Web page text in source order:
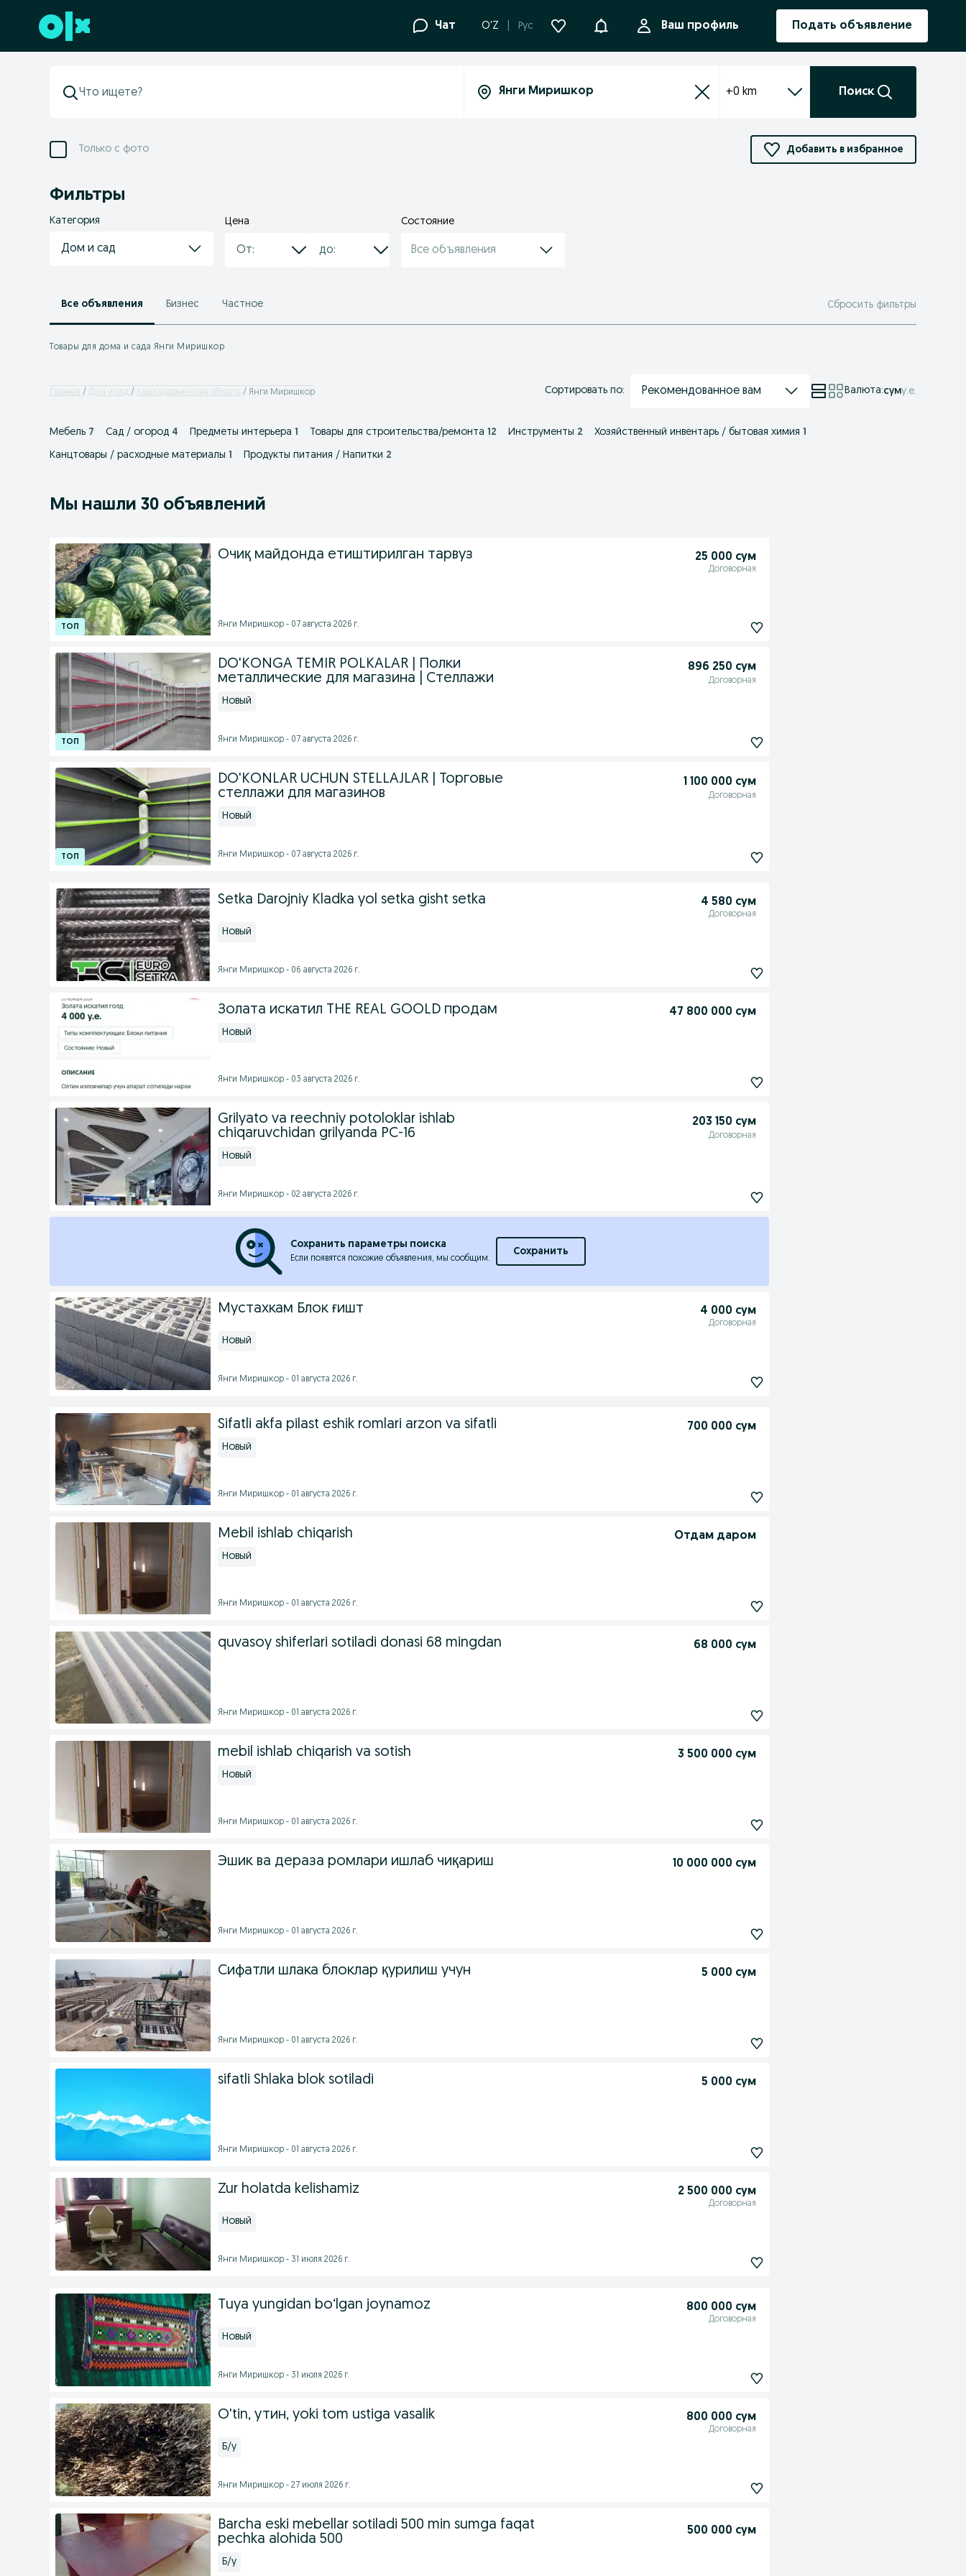
Перейти к нижнему колонтитулу Чат O'Z Рус УведомленияВаш профиль Подать объявление
+0 km Поиск
Только с фото Добавить в избранное
Фильтры
Категория
Дом и сад
Цена Состояние
Все объявления
Все объявления Бизнес Частное Сбросить фильтры
Товары для дома и сада Янги Миришкор
Главная Дом и сад Кашкадарьинская область Янги Миришкор Сортировать по: Рекомендованное вам Валюта:суму.е.
Мебель 7 Сад / огород 4 Предметы интерьера 1 Товары для строительства/ремонта 12 Инструменты 2 Хозяйственный инвентарь / бытовая химия 1
Канцтовары / расходные материалы 1 Продукты питания / Напитки 2
Мы нашли 30 объявлений
Очиқ майдонда етиштирилган тарвуз 25 000 сум
Договорная
Янги Миришкор - 07 августа 2026 г.
DO'KONGA TEMIR POLKALAR | Полки
металлические для магазина | Стеллажи
896 250 сум
Договорная
Новый
Янги Миришкор - 07 августа 2026 г.
DO'KONLAR UCHUN STELLAJLAR | Торговые
стеллажи для магазинов
1 100 000 сум
Договорная
Новый
Янги Миришкор - 07 августа 2026 г.
Setka Darojniy Kladka yol setka gisht setka 4 580 сум
Договорная
Новый
Янги Миришкор - 06 августа 2026 г.
Золата искатил THE REAL GOOLD продам 47 800 000 сум
Новый
Янги Миришкор - 03 августа 2026 г.
Grilyato va reechniy potoloklar ishlab
chiqaruvchidan grilyanda PC-16
203 150 сум
Договорная
Новый
Янги Миришкор - 02 августа 2026 г.
Сохранить параметры поиска
Если появятся похожие объявления, мы сообщим.
Сохранить
Мустахкам Блок ғишт 4 000 сум
Договорная
Новый
Янги Миришкор - 01 августа 2026 г.
Sifatli akfa pilast eshik romlari arzon va sifatli 700 000 сум
Новый
Янги Миришкор - 01 августа 2026 г.
Mebil ishlab chiqarish Отдам даром
Новый
Янги Миришкор - 01 августа 2026 г.
quvasoy shiferlari sotiladi donasi 68 mingdan 68 000 сум
Янги Миришкор - 01 августа 2026 г.
mebil ishlab chiqarish va sotish 3 500 000 сум
Новый
Янги Миришкор - 01 августа 2026 г.
Эшик ва дераза ромлари ишлаб чиқариш 10 000 000 сум
Янги Миришкор - 01 августа 2026 г.
Сифатли шлака блоклар қурилиш учун 5 000 сум
Янги Миришкор - 01 августа 2026 г.
sifatli Shlaka blok sotiladi 5 000 сум
Янги Миришкор - 01 августа 2026 г.
Zur holatda kelishamiz 2 500 000 сум
Договорная
Новый
Янги Миришкор - 31 июля 2026 г.
Tuya yungidan boʻlgan joynamoz 800 000 сум
Договорная
Новый
Янги Миришкор - 31 июля 2026 г.
O'tin, утин, yoki tom ustiga vasalik 800 000 сум
Договорная
Б/у
Янги Миришкор - 27 июля 2026 г.
Barcha eski mebellar sotiladi 500 min sumga faqat
pechka alohida 500
500 000 сум
Б/у